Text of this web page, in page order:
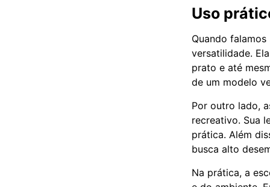
Uso
Quando
versatilidade.
prato e até
de um modelo
Por outro lado,
recreativo. Sua
prática. Além
busca alto
Na prática, a